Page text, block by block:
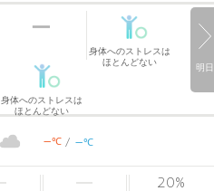
明日
身体へのストレスは
ほとんどない
身体へのストレスは
ほとんどない
-℃ -℃
20%